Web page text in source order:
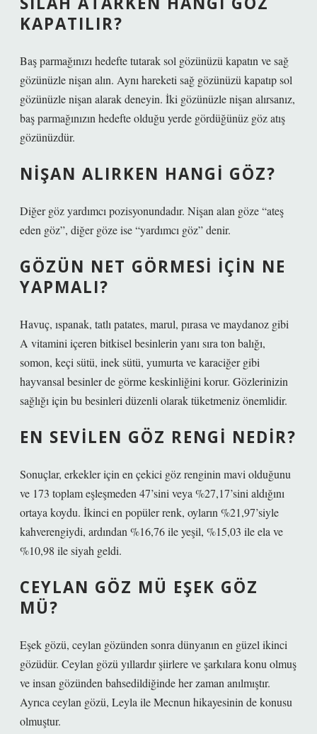
KAPATILIR?
Baş parmağınızı hedefte tutarak sol gözünüzü kapatın ve sağ
gözünüzle nişan alın. Aynı hareketi sağ gözünüzü kapatıp sol
gözünüzle nişan alarak deneyin. İki gözünüzle nişan alırsanız,
baş parmağınızın hedefte olduğu yerde gördüğünüz göz atış
gözünüzdür.
NIŞAN ALIRKEN HANGI GÖZ?
Diğer göz yardımcı pozisyonundadır. Nişan alan göze “ateş
eden göz”, diğer göze ise “yardımcı göz” denir.
GÖZÜN NET GÖRMESI IÇIN NE
YAPMALI?
Havuç, ıspanak, tatlı patates, marul, pırasa ve maydanoz gibi
A vitamini içeren bitkisel besinlerin yanı sıra ton balığı,
somon, keçi sütü, inek sütü, yumurta ve karaciğer gibi
hayvansal besinler de görme keskinliğini korur. Gözlerinizin
sağlığı için bu besinleri düzenli olarak tüketmeniz önemlidir.
EN SEVILEN GÖZ RENGI NEDIR?
Sonuçlar, erkekler için en çekici göz renginin mavi olduğunu
ve 173 toplam eşleşmeden 47’sini veya %27,17’sini aldığını
ortaya koydu. İkinci en popüler renk, oyların %21,97’siyle
kahverengiydi, ardından %16,76 ile yeşil, %15,03 ile ela ve
%10,98 ile siyah geldi.
CEYLAN GÖZ MÜ EŞEK GÖZ
MÜ?
Eşek gözü, ceylan gözünden sonra dünyanın en güzel ikinci
gözüdür. Ceylan gözü yıllardır şiirlere ve şarkılara konu olmuş
ve insan gözünden bahsedildiğinde her zaman anılmıştır.
Ayrıca ceylan gözü, Leyla ile Mecnun hikayesinin de konusu
olmuştur.